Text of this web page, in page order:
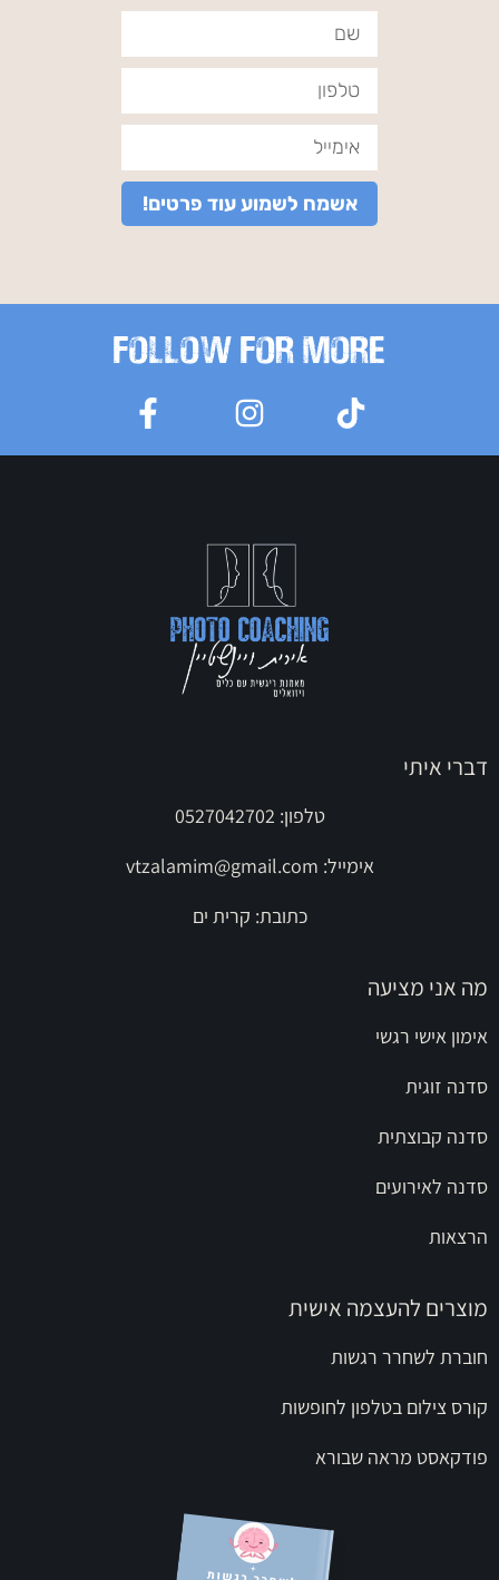
אשמח לשמוע עוד פרטים!
FOLLOW FOR MORE
דברי איתי
טלפון: 0527042702
אימייל: vtzalamim@gmail.com
כתובת: קרית ים
מה אני מציעה
אימון אישי רגשי
סדנה זוגית
סדנה קבוצתית
סדנה לאירועים
הרצאות
מוצרים להעצמה אישית
חוברת לשחרר רגשות
קורס צילום בטלפון לחופשות
פודקאסט מראה שבורא